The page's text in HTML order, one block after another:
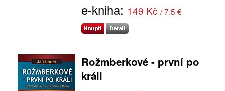
e-kniha: 149 Kč / 7.5 €
Rožmberkové - první po
králi